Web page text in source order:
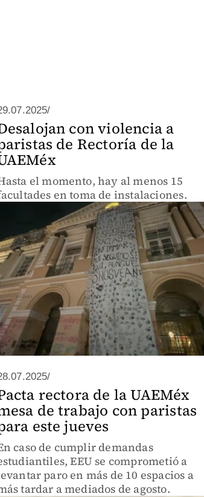
con violencia a
de Rectoría de la
el momento, hay al menos 15
en toma de instalaciones.
rectora de la UAEMéx
de trabajo con paristas
este jueves
caso de cumplir demandas
EEU se comprometió a
paro en más de 10 espacios a
tardar a mediados de agosto.